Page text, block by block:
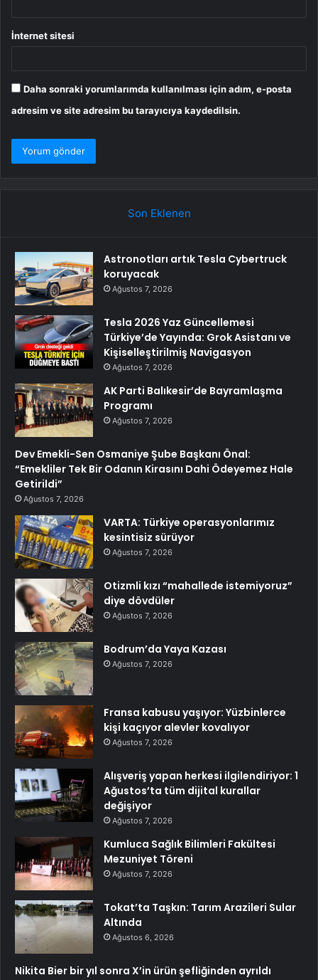
İnternet sitesi
Daha sonraki yorumlarımda kullanılması için adım, e-posta
adresim ve site adresim bu tarayıcıya kaydedilsin.
Son Eklenen
Astronotları artık Tesla Cybertruck
koruyacak
Ağustos 7, 2026
Tesla 2026 Yaz Güncellemesi
Türkiye’de Yayında: Grok Asistanı ve
Kişiselleştirilmiş Navigasyon
Ağustos 7, 2026
AK Parti Balıkesir’de Bayramlaşma
Programı
Ağustos 7, 2026
Dev Emekli-Sen Osmaniye Şube Başkanı Önal:
“Emekliler Tek Bir Odanın Kirasını Dahi Ödeyemez Hale
Getirildi”
Ağustos 7, 2026
VARTA: Türkiye operasyonlarımız
kesintisiz sürüyor
Ağustos 7, 2026
Otizmli kızı “mahallede istemiyoruz”
diye dövdüler
Ağustos 7, 2026
Bodrum’da Yaya Kazası
Ağustos 7, 2026
Fransa kabusu yaşıyor: Yüzbinlerce
kişi kaçıyor alevler kovalıyor
Ağustos 7, 2026
Alışveriş yapan herkesi ilgilendiriyor: 1
Ağustos’ta tüm dijital kurallar
değişiyor
Ağustos 7, 2026
Kumluca Sağlık Bilimleri Fakültesi
Mezuniyet Töreni
Ağustos 7, 2026
Tokat’ta Taşkın: Tarım Arazileri Sular
Altında
Ağustos 6, 2026
Nikita Bier bir yıl sonra X’in ürün şefliğinden ayrıldı